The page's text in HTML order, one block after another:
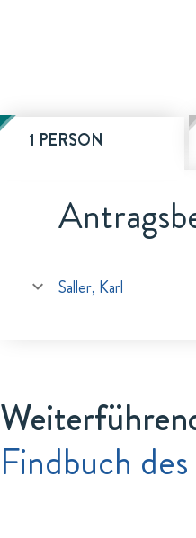
1 PERSON
Saller, Karl
Findbuch